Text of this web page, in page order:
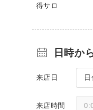
得サロ
日時か
来店日
来店時間